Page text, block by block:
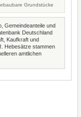
Grundstücke
Gemeindeanteile und
Deutschland
Kaufkraft und
Hebesätze stammen
amtlichen